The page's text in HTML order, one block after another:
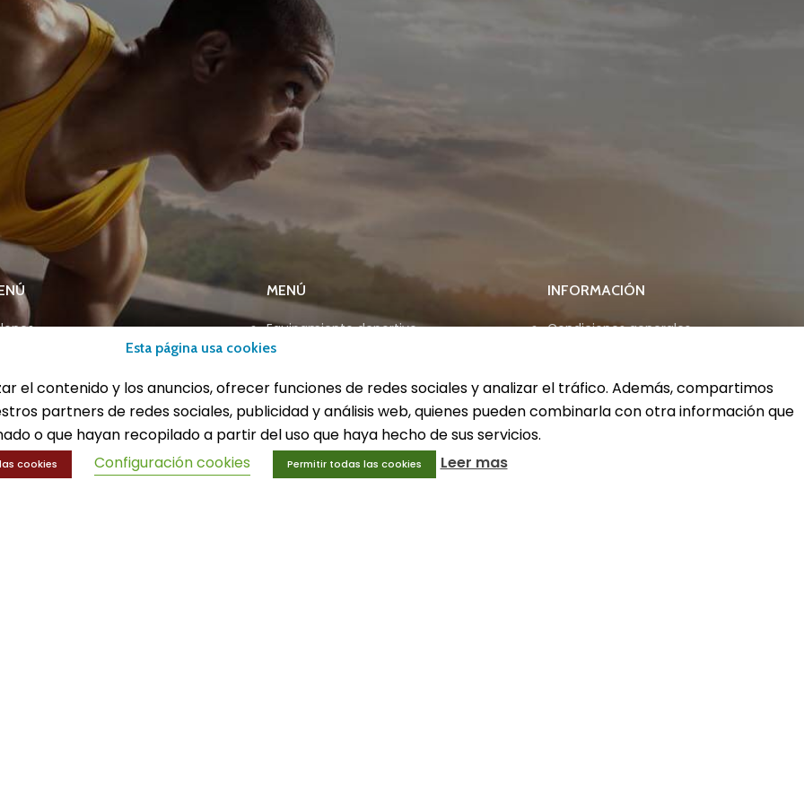
y educación física
MENÚ
Equipamiento deportivo
Gimnasio
Ofertas
Trofeos y medallas
INFORMACIÓN
Condiciones generales
Política de cookies
Esta página usa cookies
el contenido y los anuncios, ofrecer funciones de redes sociales y analizar el tráfico. Además, compartimos
partners de redes sociales, publicidad y análisis web, quienes pueden combinarla con otra información que
o que hayan recopilado a partir del uso que haya hecho de sus servicios.
cookies Configuración cookies Permitir todas las cookies Leer mas